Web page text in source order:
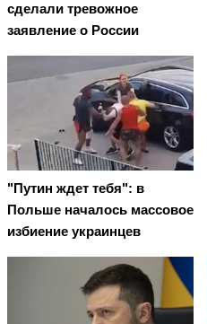
сделали тревожное
заявление о России
"Путин ждет тебя": в
Польше началось массовое
избиение украинцев